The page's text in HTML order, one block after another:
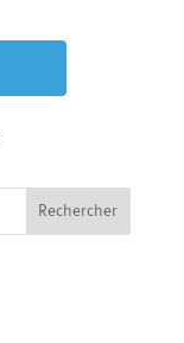
Rechercher